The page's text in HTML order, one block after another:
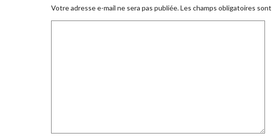
Votre adresse e-mail ne sera pas publiée.Les champs obligatoires